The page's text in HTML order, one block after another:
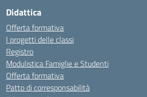
Didattica
Offerta formativa
I progetti delle classi
Registro
Modulistica Famiglie e Studenti
Offerta formativa
Patto di corresponsabilità